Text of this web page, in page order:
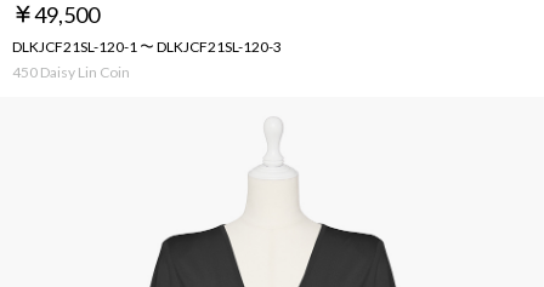
￥49,500
DLKJCF21SL-120-1 ～ DLKJCF21SL-120-3
450 Daisy Lin Coin